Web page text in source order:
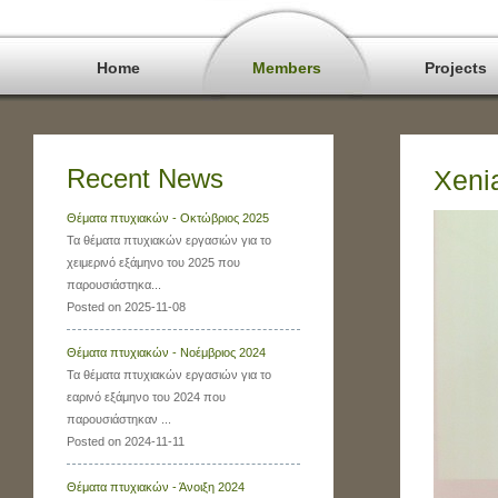
Home Members Projects
Recent News
Θέματα πτυχιακών - Οκτώβριος 2025
Τα θέματα πτυχιακών εργασιών για το
χειμερινό εξάμηνο του 2025 που
παρουσιάστηκα...
Posted on 2025-11-08
Θέματα πτυχιακών - Νοέμβριος 2024
Τα θέματα πτυχιακών εργασιών για το
εαρινό εξάμηνο του 2024 που
παρουσιάστηκαν ...
Posted on 2024-11-11
Θέματα πτυχιακών - Άνοιξη 2024